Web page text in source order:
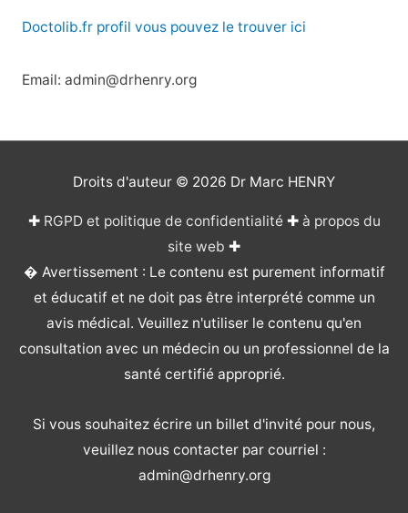
Doctolib.fr profil vous pouvez le trouver ici
Email: admin@drhenry.org
Droits d'auteur © 2026 Dr Marc HENRY
✚ RGPD et politique de confidentialité✚ à propos du
site web ✚
� Avertissement : Le contenu est purement informatif
et éducatif et ne doit pas être interprété comme un
avis médical. Veuillez n'utiliser le contenu qu'en
consultation avec un médecin ou un professionnel de la
santé certifié approprié.
Si vous souhaitez écrire un billet d'invité pour nous,
veuillez nous contacter par courriel :
admin@drhenry.org